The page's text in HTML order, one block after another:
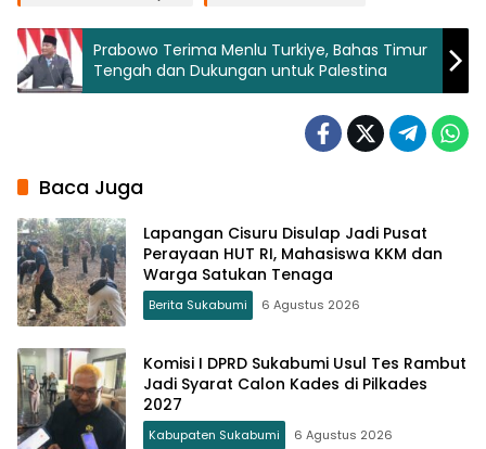
Prabowo Terima Menlu Turkiye, Bahas Timur
Tengah dan Dukungan untuk Palestina
Baca Juga
Lapangan Cisuru Disulap Jadi Pusat
Perayaan HUT RI, Mahasiswa KKM dan
Warga Satukan Tenaga
Berita Sukabumi 6 Agustus 2026
Komisi I DPRD Sukabumi Usul Tes Rambut
Jadi Syarat Calon Kades di Pilkades
2027
Kabupaten Sukabumi 6 Agustus 2026